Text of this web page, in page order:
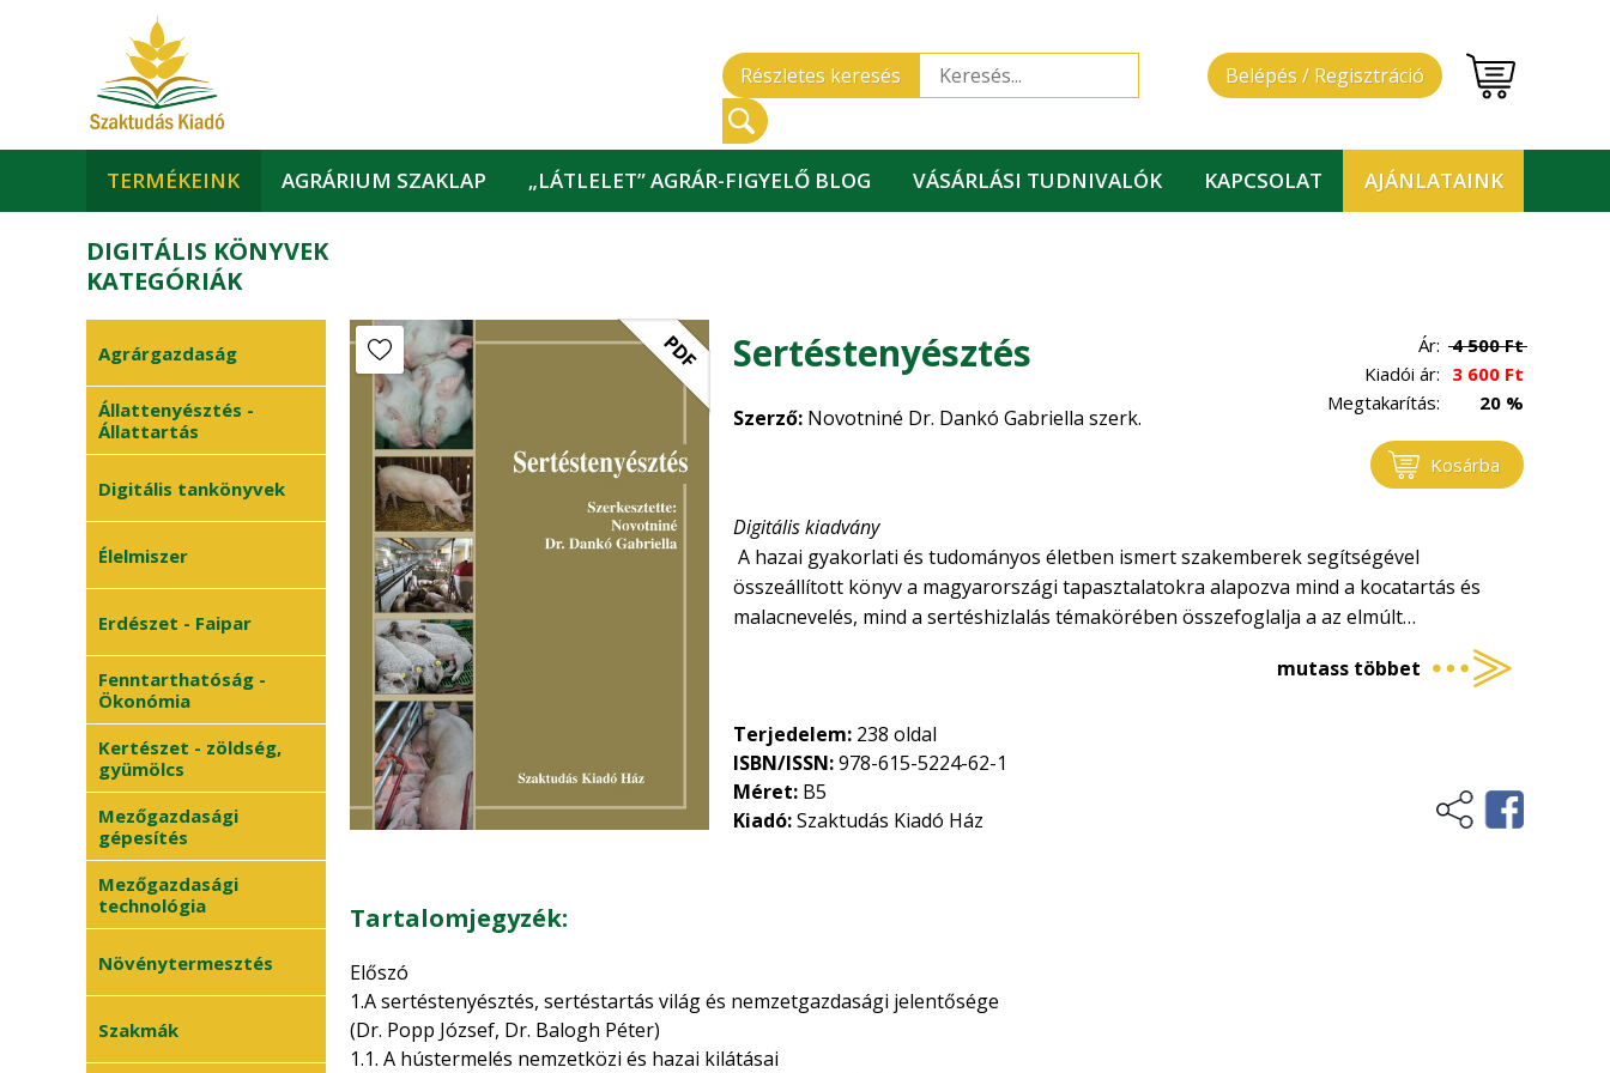
Belépés / Regisztráció
Részletes keresés
TERMÉKEINK AGRÁRIUM SZAKLAP „LÁTLELET” AGRÁR-FIGYELŐ BLOG VÁSÁRLÁSI TUDNIVALÓK KAPCSOLAT AJÁNLATAINK
DIGITÁLIS KÖNYVEK
KATEGÓRIÁK
Agrárgazdaság
Állattenyésztés -
Állattartás
Digitális tankönyvek
Élelmiszer
Erdészet - Faipar
Fenntarthatóság -
Ökonómia
Kertészet - zöldség,
gyümölcs
Mezőgazdasági
gépesítés
Mezőgazdasági
technológia
Növénytermesztés
• Szántóföldi
Szakmák
PDF Sertéstenyésztés
Szerző: Novotniné Dr. Dankó Gabriella szerk.
Ár: 4 500Ft
Kiadói ár: 3 600 Ft
Megtakarítás:
20 %
Kosárba
Digitális kiadvány
A hazai gyakorlati és tudományos életben ismert szakemberek segítségével
összeállított könyv a magyarországi tapasztalatokra alapozva mind a kocatartás és
malacnevelés, mind a sertéshizlalás témakörében összefoglalja a az elmúlt
évtizedekben megjelent újabb kutatási eredmények ismeretanyagát. Könyvünk ezen
tudnivalók gyakorlati alkalmazásához nyújt segítséget a gazdáknak, és az agrár-
mutass többet
Terjedelem: 238 oldal
ISBN/ISSN:978-615-5224-62-1
Méret: B5
Kiadó:Szaktudás Kiadó Ház
Tartalomjegyzék:
Előszó
1.A sertéstenyésztés, sertéstartás világ és nemzetgazdasági jelentősége
(Dr. Popp József, Dr. Balogh Péter)
1.1. A hústermelés nemzetközi és hazai kilátásai